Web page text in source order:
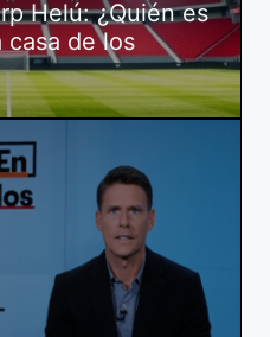
Helú: ¿Quién es
de los